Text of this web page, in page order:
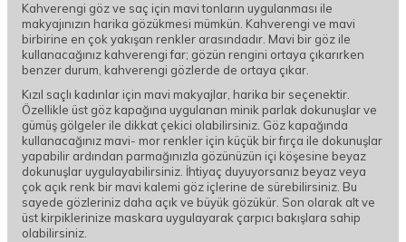
Kahverengi göz ve saç için mavi tonların uygulanması ile
makyajınızın harika gözükmesi mümkün. Kahverengi ve mavi
birbirine en çok yakışan renkler arasındadır. Mavi bir göz ile
kullanacağınız kahverengi far; gözün rengini ortaya çıkarırken
benzer durum, kahverengi gözlerde de ortaya çıkar.
Kızıl saçlı kadınlar için mavi makyajlar, harika bir seçenektir.
Özellikle üst göz kapağına uygulanan minik parlak dokunuşlar ve
gümüş gölgeler ile dikkat çekici olabilirsiniz. Göz kapağında
kullanacağınız mavi- mor renkler için küçük bir fırça ile dokunuşlar
yapabilir ardından parmağınızla gözünüzün içi köşesine beyaz
dokunuşlar uygulayabilirsiniz. İhtiyaç duyuyorsanız beyaz veya
çok açık renk bir mavi kalemi göz içlerine de sürebilirsiniz. Bu
sayede gözleriniz daha açık ve büyük gözükür. Son olarak alt ve
üst kirpiklerinize maskara uygulayarak çarpıcı bakışlara sahip
olabilirsiniz.